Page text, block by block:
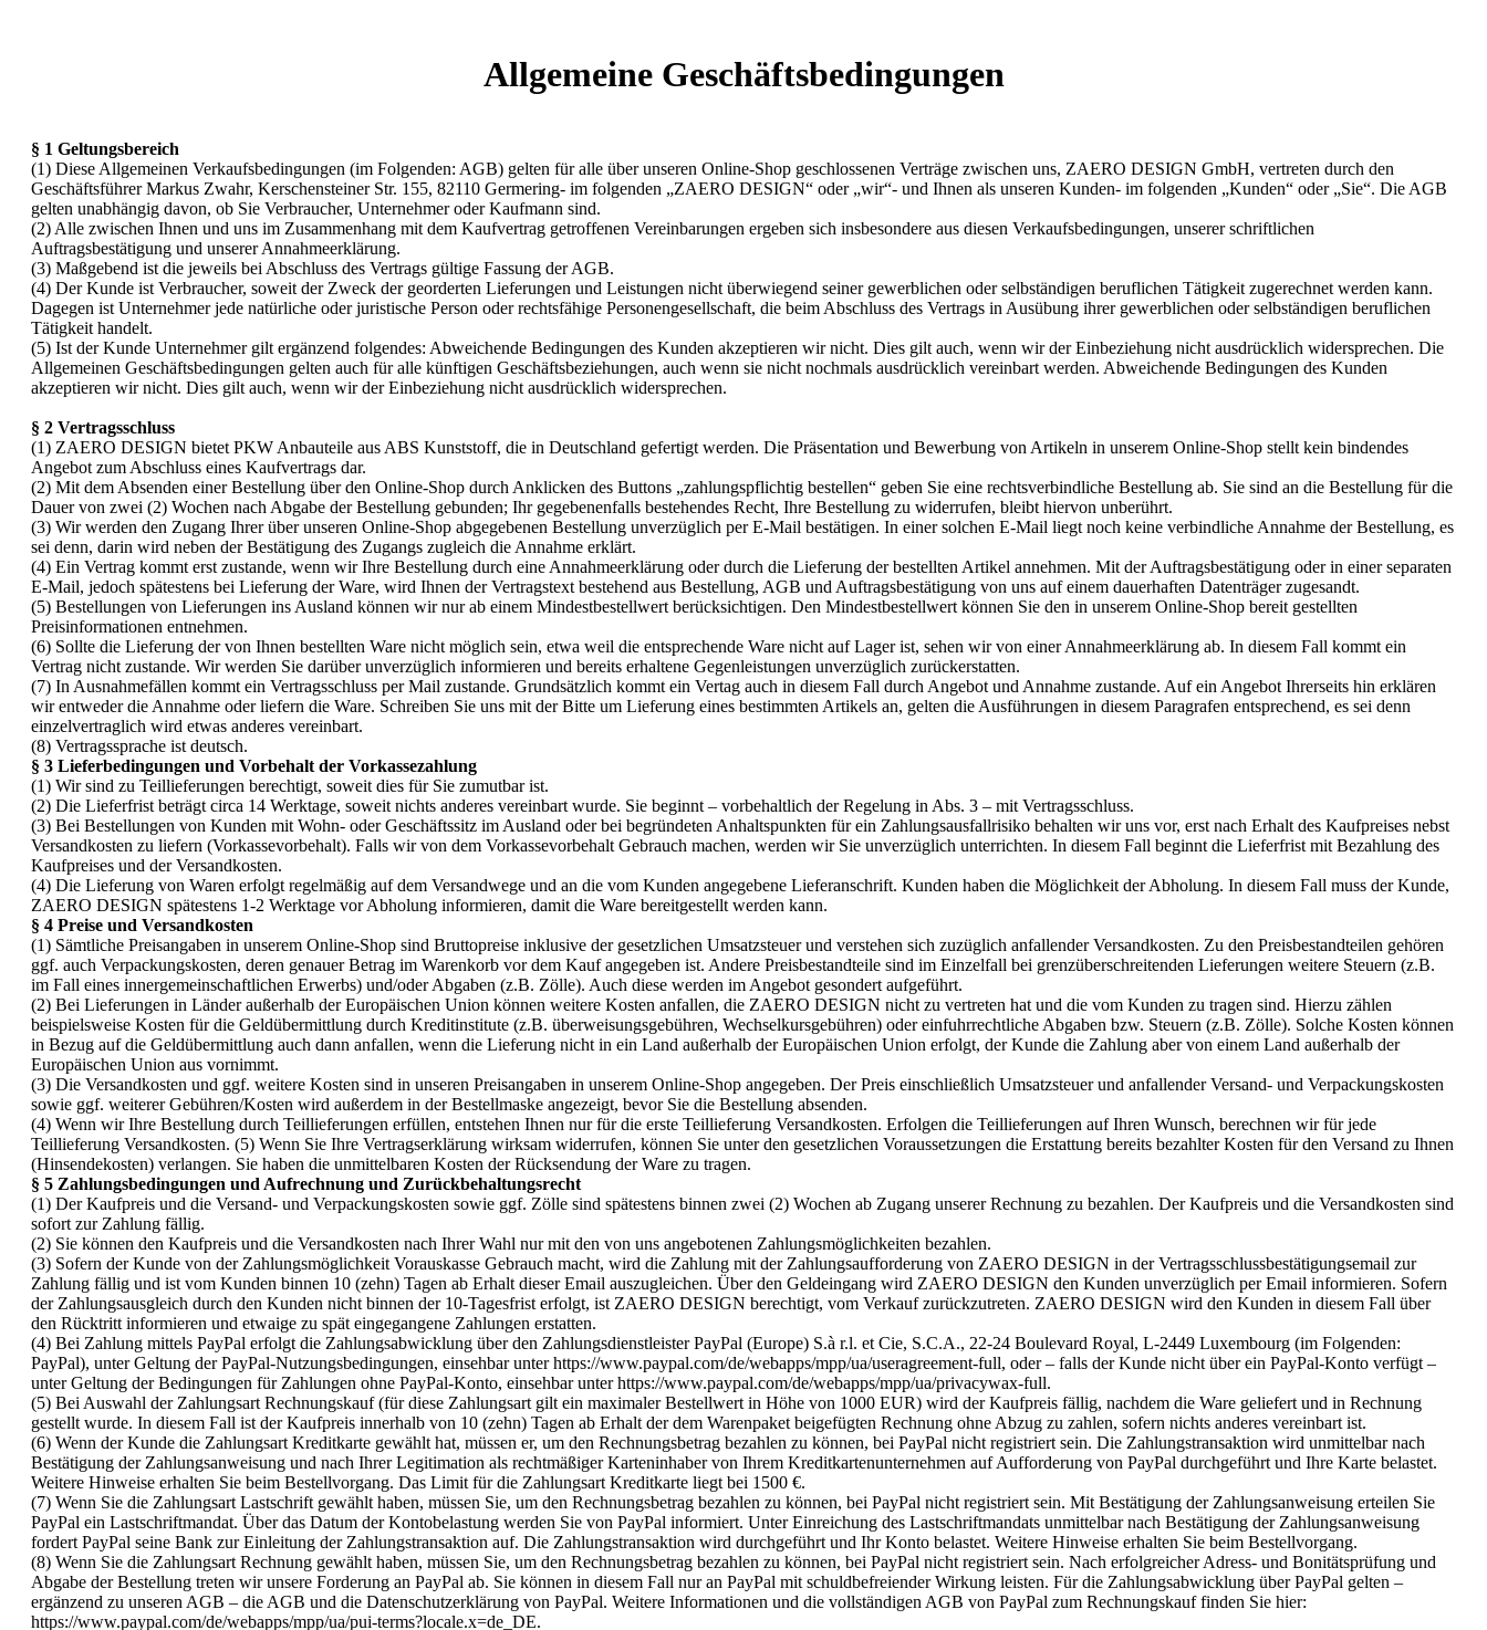
Allgemeine Geschäftsbedingungen
§ 1 Geltungsbereich
(1) Diese Allgemeinen Verkaufsbedingungen (im Folgenden: AGB) gelten für alle über unseren Online-Shop geschlossenen Verträge zwischen uns, ZAERO DESIGN GmbH, vertreten durch den
Geschäftsführer Markus Zwahr, Kerschensteiner Str. 155, 82110 Germering- im folgenden „ZAERO DESIGN“ oder „wir“- und Ihnen als unseren Kunden- im folgenden „Kunden“ oder „Sie“. Die AGB
gelten unabhängig davon, ob Sie Verbraucher, Unternehmer oder Kaufmann sind.
(2) Alle zwischen Ihnen und uns im Zusammenhang mit dem Kaufvertrag getroffenen Vereinbarungen ergeben sich insbesondere aus diesen Verkaufsbedingungen, unserer schriftlichen
Auftragsbestätigung und unserer Annahmeerklärung.
(3) Maßgebend ist die jeweils bei Abschluss des Vertrags gültige Fassung der AGB.
(4) Der Kunde ist Verbraucher, soweit der Zweck der georderten Lieferungen und Leistungen nicht überwiegend seiner gewerblichen oder selbständigen beruflichen Tätigkeit zugerechnet werden kann.
Dagegen ist Unternehmer jede natürliche oder juristische Person oder rechtsfähige Personengesellschaft, die beim Abschluss des Vertrags in Ausübung ihrer gewerblichen oder selbständigen beruflichen
Tätigkeit handelt.
(5) Ist der Kunde Unternehmer gilt ergänzend folgendes: Abweichende Bedingungen des Kunden akzeptieren wir nicht. Dies gilt auch, wenn wir der Einbeziehung nicht ausdrücklich widersprechen. Die
Allgemeinen Geschäftsbedingungen gelten auch für alle künftigen Geschäftsbeziehungen, auch wenn sie nicht nochmals ausdrücklich vereinbart werden. Abweichende Bedingungen des Kunden
akzeptieren wir nicht. Dies gilt auch, wenn wir der Einbeziehung nicht ausdrücklich widersprechen.
§ 2 Vertragsschluss
(1) ZAERO DESIGN bietet PKW Anbauteile aus ABS Kunststoff, die in Deutschland gefertigt werden. Die Präsentation und Bewerbung von Artikeln in unserem Online-Shop stellt kein bindendes
Angebot zum Abschluss eines Kaufvertrags dar.
(2) Mit dem Absenden einer Bestellung über den Online-Shop durch Anklicken des Buttons „zahlungspflichtig bestellen“ geben Sie eine rechtsverbindliche Bestellung ab. Sie sind an die Bestellung für die
Dauer von zwei (2) Wochen nach Abgabe der Bestellung gebunden; Ihr gegebenenfalls bestehendes Recht, Ihre Bestellung zu widerrufen, bleibt hiervon unberührt.
(3) Wir werden den Zugang Ihrer über unseren Online-Shop abgegebenen Bestellung unverzüglich per E-Mail bestätigen. In einer solchen E-Mail liegt noch keine verbindliche Annahme der Bestellung, es
sei denn, darin wird neben der Bestätigung des Zugangs zugleich die Annahme erklärt.
(4) Ein Vertrag kommt erst zustande, wenn wir Ihre Bestellung durch eine Annahmeerklärung oder durch die Lieferung der bestellten Artikel annehmen. Mit der Auftragsbestätigung oder in einer separaten
E-Mail, jedoch spätestens bei Lieferung der Ware, wird Ihnen der Vertragstext bestehend aus Bestellung, AGB und Auftragsbestätigung von uns auf einem dauerhaften Datenträger zugesandt.
(5) Bestellungen von Lieferungen ins Ausland können wir nur ab einem Mindestbestellwert berücksichtigen. Den Mindestbestellwert können Sie den in unserem Online-Shop bereit gestellten
Preisinformationen entnehmen.
(6) Sollte die Lieferung der von Ihnen bestellten Ware nicht möglich sein, etwa weil die entsprechende Ware nicht auf Lager ist, sehen wir von einer Annahmeerklärung ab. In diesem Fall kommt ein
Vertrag nicht zustande. Wir werden Sie darüber unverzüglich informieren und bereits erhaltene Gegenleistungen unverzüglich zurückerstatten.
(7) In Ausnahmefällen kommt ein Vertragsschluss per Mail zustande. Grundsätzlich kommt ein Vertag auch in diesem Fall durch Angebot und Annahme zustande. Auf ein Angebot Ihrerseits hin erklären
wir entweder die Annahme oder liefern die Ware. Schreiben Sie uns mit der Bitte um Lieferung eines bestimmten Artikels an, gelten die Ausführungen in diesem Paragrafen entsprechend, es sei denn
einzelvertraglich wird etwas anderes vereinbart.
(8) Vertragssprache ist deutsch.
§ 3 Lieferbedingungen und Vorbehalt der Vorkassezahlung
(1) Wir sind zu Teillieferungen berechtigt, soweit dies für Sie zumutbar ist.
(2) Die Lieferfrist beträgt circa 14 Werktage, soweit nichts anderes vereinbart wurde. Sie beginnt – vorbehaltlich der Regelung in Abs. 3 – mit Vertragsschluss.
(3) Bei Bestellungen von Kunden mit Wohn- oder Geschäftssitz im Ausland oder bei begründeten Anhaltspunkten für ein Zahlungsausfallrisiko behalten wir uns vor, erst nach Erhalt des Kaufpreises nebst
Versandkosten zu liefern (Vorkassevorbehalt). Falls wir von dem Vorkassevorbehalt Gebrauch machen, werden wir Sie unverzüglich unterrichten. In diesem Fall beginnt die Lieferfrist mit Bezahlung des
Kaufpreises und der Versandkosten.
(4) Die Lieferung von Waren erfolgt regelmäßig auf dem Versandwege und an die vom Kunden angegebene Lieferanschrift. Kunden haben die Möglichkeit der Abholung. In diesem Fall muss der Kunde,
ZAERO DESIGN spätestens 1-2 Werktage vor Abholung informieren, damit die Ware bereitgestellt werden kann.
§ 4 Preise und Versandkosten
(1) Sämtliche Preisangaben in unserem Online-Shop sind Bruttopreise inklusive der gesetzlichen Umsatzsteuer und verstehen sich zuzüglich anfallender Versandkosten. Zu den Preisbestandteilen gehören
ggf. auch Verpackungskosten, deren genauer Betrag im Warenkorb vor dem Kauf angegeben ist. Andere Preisbestandteile sind im Einzelfall bei grenzüberschreitenden Lieferungen weitere Steuern (z.B.
im Fall eines innergemeinschaftlichen Erwerbs) und/oder Abgaben (z.B. Zölle). Auch diese werden im Angebot gesondert aufgeführt.
(2) Bei Lieferungen in Länder außerhalb der Europäischen Union können weitere Kosten anfallen, die ZAERO DESIGN nicht zu vertreten hat und die vom Kunden zu tragen sind. Hierzu zählen
beispielsweise Kosten für die Geldübermittlung durch Kreditinstitute (z.B. überweisungsgebühren, Wechselkursgebühren) oder einfuhrrechtliche Abgaben bzw. Steuern (z.B. Zölle). Solche Kosten können
in Bezug auf die Geldübermittlung auch dann anfallen, wenn die Lieferung nicht in ein Land außerhalb der Europäischen Union erfolgt, der Kunde die Zahlung aber von einem Land außerhalb der
Europäischen Union aus vornimmt.
(3) Die Versandkosten und ggf. weitere Kosten sind in unseren Preisangaben in unserem Online-Shop angegeben. Der Preis einschließlich Umsatzsteuer und anfallender Versand- und Verpackungskosten
sowie ggf. weiterer Gebühren/Kosten wird außerdem in der Bestellmaske angezeigt, bevor Sie die Bestellung absenden.
(4) Wenn wir Ihre Bestellung durch Teillieferungen erfüllen, entstehen Ihnen nur für die erste Teillieferung Versandkosten. Erfolgen die Teillieferungen auf Ihren Wunsch, berechnen wir für jede
Teillieferung Versandkosten. (5) Wenn Sie Ihre Vertragserklärung wirksam widerrufen, können Sie unter den gesetzlichen Voraussetzungen die Erstattung bereits bezahlter Kosten für den Versand zu Ihnen
(Hinsendekosten) verlangen. Sie haben die unmittelbaren Kosten der Rücksendung der Ware zu tragen.
§ 5 Zahlungsbedingungen und Aufrechnung und Zurückbehaltungsrecht
(1) Der Kaufpreis und die Versand- und Verpackungskosten sowie ggf. Zölle sind spätestens binnen zwei (2) Wochen ab Zugang unserer Rechnung zu bezahlen. Der Kaufpreis und die Versandkosten sind
sofort zur Zahlung fällig.
(2) Sie können den Kaufpreis und die Versandkosten nach Ihrer Wahl nur mit den von uns angebotenen Zahlungsmöglichkeiten bezahlen.
(3) Sofern der Kunde von der Zahlungsmöglichkeit Vorauskasse Gebrauch macht, wird die Zahlung mit der Zahlungsaufforderung von ZAERO DESIGN in der Vertragsschlussbestätigungsemail zur
Zahlung fällig und ist vom Kunden binnen 10 (zehn) Tagen ab Erhalt dieser Email auszugleichen. Über den Geldeingang wird ZAERO DESIGN den Kunden unverzüglich per Email informieren. Sofern
der Zahlungsausgleich durch den Kunden nicht binnen der 10-Tagesfrist erfolgt, ist ZAERO DESIGN berechtigt, vom Verkauf zurückzutreten. ZAERO DESIGN wird den Kunden in diesem Fall über
den Rücktritt informieren und etwaige zu spät eingegangene Zahlungen erstatten.
(4) Bei Zahlung mittels PayPal erfolgt die Zahlungsabwicklung über den Zahlungsdienstleister PayPal (Europe) S.à r.l. et Cie, S.C.A., 22-24 Boulevard Royal, L-2449 Luxembourg (im Folgenden:
PayPal), unter Geltung der PayPal-Nutzungsbedingungen, einsehbar unter https://www.paypal.com/de/webapps/mpp/ua/useragreement-full, oder – falls der Kunde nicht über ein PayPal-Konto verfügt –
unter Geltung der Bedingungen für Zahlungen ohne PayPal-Konto, einsehbar unter https://www.paypal.com/de/webapps/mpp/ua/privacywax-full.
(5) Bei Auswahl der Zahlungsart Rechnungskauf (für diese Zahlungsart gilt ein maximaler Bestellwert in Höhe von 1000 EUR) wird der Kaufpreis fällig, nachdem die Ware geliefert und in Rechnung
gestellt wurde. In diesem Fall ist der Kaufpreis innerhalb von 10 (zehn) Tagen ab Erhalt der dem Warenpaket beigefügten Rechnung ohne Abzug zu zahlen, sofern nichts anderes vereinbart ist.
(6) Wenn der Kunde die Zahlungsart Kreditkarte gewählt hat, müssen er, um den Rechnungsbetrag bezahlen zu können, bei PayPal nicht registriert sein. Die Zahlungstransaktion wird unmittelbar nach
Bestätigung der Zahlungsanweisung und nach Ihrer Legitimation als rechtmäßiger Karteninhaber von Ihrem Kreditkartenunternehmen auf Aufforderung von PayPal durchgeführt und Ihre Karte belastet.
Weitere Hinweise erhalten Sie beim Bestellvorgang. Das Limit für die Zahlungsart Kreditkarte liegt bei 1500 €.
(7) Wenn Sie die Zahlungsart Lastschrift gewählt haben, müssen Sie, um den Rechnungsbetrag bezahlen zu können, bei PayPal nicht registriert sein. Mit Bestätigung der Zahlungsanweisung erteilen Sie
PayPal ein Lastschriftmandat. Über das Datum der Kontobelastung werden Sie von PayPal informiert. Unter Einreichung des Lastschriftmandats unmittelbar nach Bestätigung der Zahlungsanweisung
fordert PayPal seine Bank zur Einleitung der Zahlungstransaktion auf. Die Zahlungstransaktion wird durchgeführt und Ihr Konto belastet. Weitere Hinweise erhalten Sie beim Bestellvorgang.
(8) Wenn Sie die Zahlungsart Rechnung gewählt haben, müssen Sie, um den Rechnungsbetrag bezahlen zu können, bei PayPal nicht registriert sein. Nach erfolgreicher Adress- und Bonitätsprüfung und
Abgabe der Bestellung treten wir unsere Forderung an PayPal ab. Sie können in diesem Fall nur an PayPal mit schuldbefreiender Wirkung leisten. Für die Zahlungsabwicklung über PayPal gelten –
ergänzend zu unseren AGB – die AGB und die Datenschutzerklärung von PayPal. Weitere Informationen und die vollständigen AGB von PayPal zum Rechnungskauf finden Sie hier:
https://www.paypal.com/de/webapps/mpp/ua/pui-terms?locale.x=de_DE.